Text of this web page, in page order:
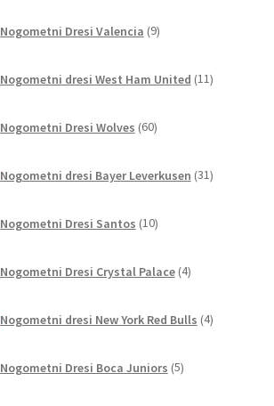
Nogometni Dresi Valencia 9izdelkov
Nogometni dresi West Ham United 11izdelkov
Nogometni Dresi Wolves 60izdelkov
Nogometni dresi Bayer Leverkusen 31izdelkov
Nogometni Dresi Santos 10izdelkov
Nogometni Dresi Crystal Palace 4izdelki
Nogometni dresi New York Red Bulls 4izdelki
Nogometni Dresi Boca Juniors 5izdelkov